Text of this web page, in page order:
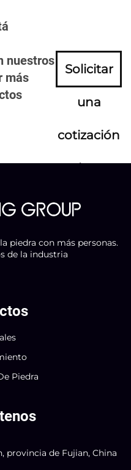
nuestros
más
Solicitar
una
cotización
ahora
piedra con más personas.
de la industria
Piedra
provincia de Fujian, China